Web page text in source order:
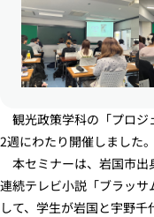
観光政策学科の「プロジ
2週にわたり開催しました。
本セミナーは、岩国市出
連続テレビ小説「ブラッ
して、学生が岩国と宇野